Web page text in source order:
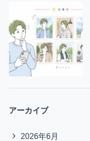
アーカイブ
2026年6月